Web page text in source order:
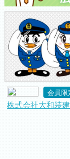
会員限
株式会社大和装建